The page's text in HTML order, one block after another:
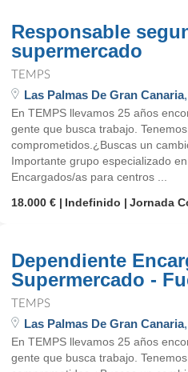
Responsable
supermercado
TEMPS
Las Palmas De Gran Canaria
En TEMPS llevamos 25 años
gente que busca trabajo.
comprometidos.¿Buscas un
Importante grupo especializado
Encargados/as para centros ...
18.000 €
Indefinido Jornada
Dependiente
Supermercado -
TEMPS
Las Palmas De Gran Canaria
En TEMPS llevamos 25 años
gente que busca trabajo.